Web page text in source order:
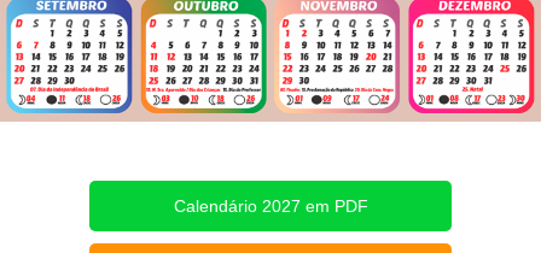
Calendário 2027 em PDF